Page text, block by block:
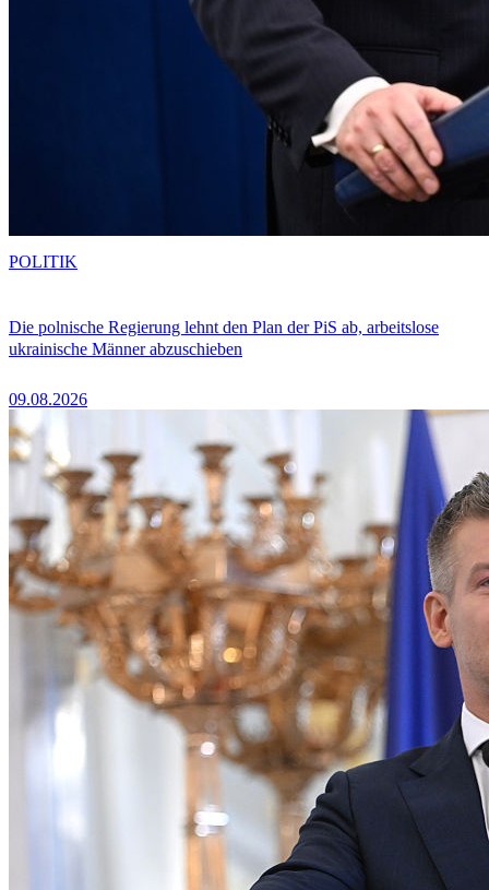
Die polnische Regierung lehnt den Plan der PiS ab, arbeitslose
ukrainische Männer abzuschieben
09.08.2026
POLITIK